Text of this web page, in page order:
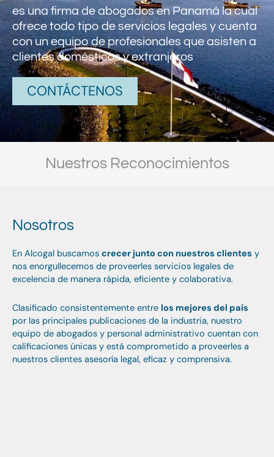
es una firma de abogados en Panamá la cual
ofrece todo tipo de servicios legales y cuenta
con un equipo de profesionales que asisten a
clientes domésticos y extranjeros
CONTÁCTENOS
Nuestros Reconocimientos
Nosotros
En Alcogal buscamos crecer junto con nuestros clientes y
nos enorgullecemos de proveerles servicios legales de
excelencia de manera rápida, eficiente y colaborativa.
Clasificado consistentemente entre los mejores del país
por las principales publicaciones de la industria, nuestro
equipo de abogados y personal administrativo cuentan con
calificaciones únicas y está comprometido a proveerles a
nuestros clientes asesoría legal, eficaz y comprensiva.